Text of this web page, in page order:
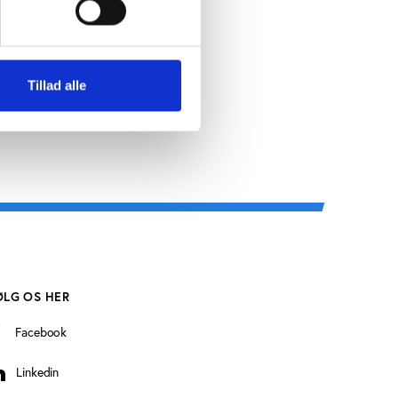
Tillad alle
OS HER
Facebook
Linkedin